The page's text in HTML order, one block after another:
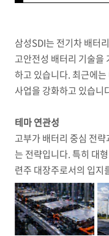
삼성SDI는 전기차 배터
고안전성 배터리 기술을
하고 있습니다. 최근에
사업을 강화하고 있습니
테마 연관성
고부가 배터리 중심 전
는 전략입니다. 특히 대
련주 대장주로서의 입지